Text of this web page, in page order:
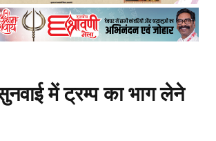
में ट्रम्प का भाग लेने